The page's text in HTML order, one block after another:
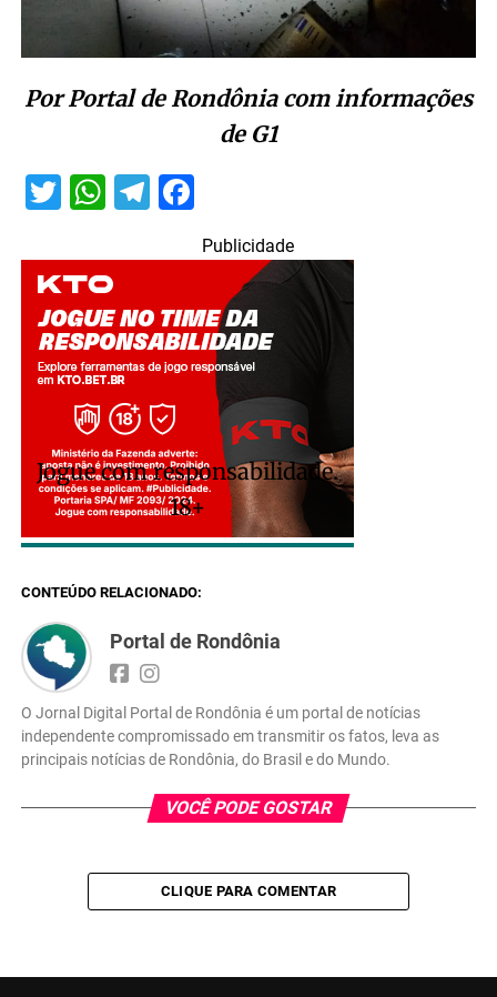
Por Portal de Rondônia com informações
de G1
Twitter
WhatsApp
Telegram
Facebook
Publicidade
Jogue com responsabilidade.
18+
CONTEÚDO RELACIONADO:
Portal de Rondônia
O Jornal Digital Portal de Rondônia é um portal de notícias
independente compromissado em transmitir os fatos, leva as
principais notícias de Rondônia, do Brasil e do Mundo.
VOCÊ PODE GOSTAR
CLIQUE PARA COMENTAR